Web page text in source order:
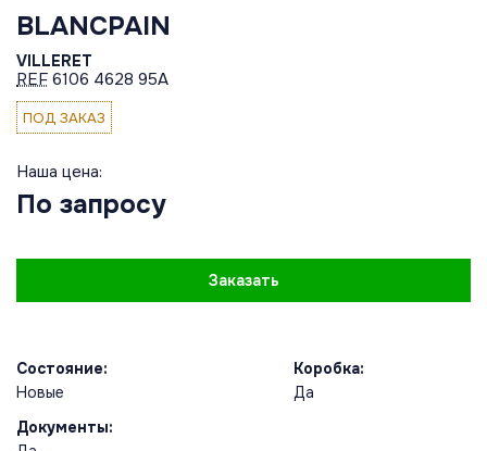
BLANCPAIN
VILLERET
REF 6106 4628 95A
ПОД ЗАКАЗ
Наша цена:
По запросу
Заказать
Состояние:
Новые
Коробка:
Да
Документы: